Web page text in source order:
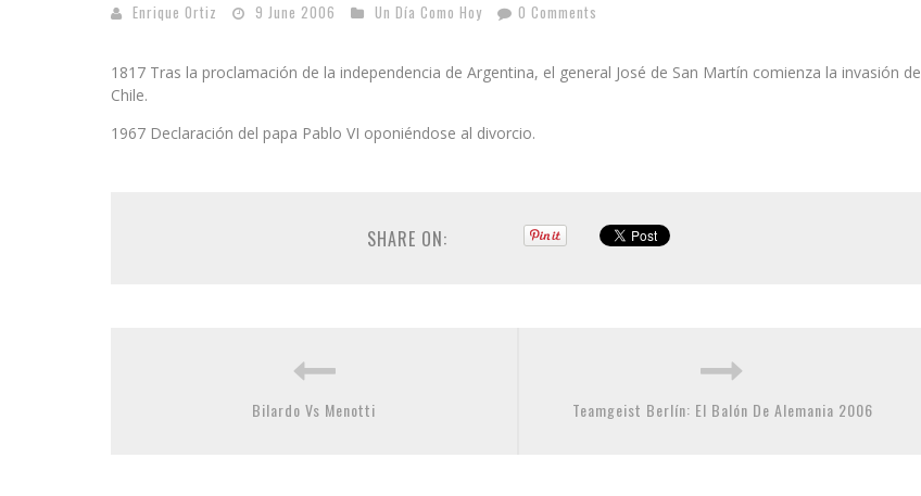
Enrique Ortiz 9 June 2006 Un Día Como Hoy 0 Comments
1817 Tras la proclamación de la independencia de Argentina, el general José de San Martín comienza la invasión de
Chile.
1967 Declaración del papa Pablo VI oponiéndose al divorcio.
SHARE ON:
Bilardo Vs Menotti Teamgeist Berlín: El Balón De Alemania 2006